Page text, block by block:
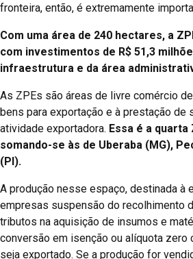
fronteira, então, é extremamente
Com uma área de 240 hectares, a
com investimentos de R$ 51,3
infraestrutura e da área
As ZPEs são áreas de livre comércio
bens para exportação e à prestação de
atividade exportadora. Essa é a quarta
somando-se às de Uberaba (MG),
(PI).
A produção nesse espaço, destinada à
empresas suspensão do recolhimento
tributos na aquisição de insumos e
conversão em isenção ou alíquota zero
seja exportado. Se a produção for